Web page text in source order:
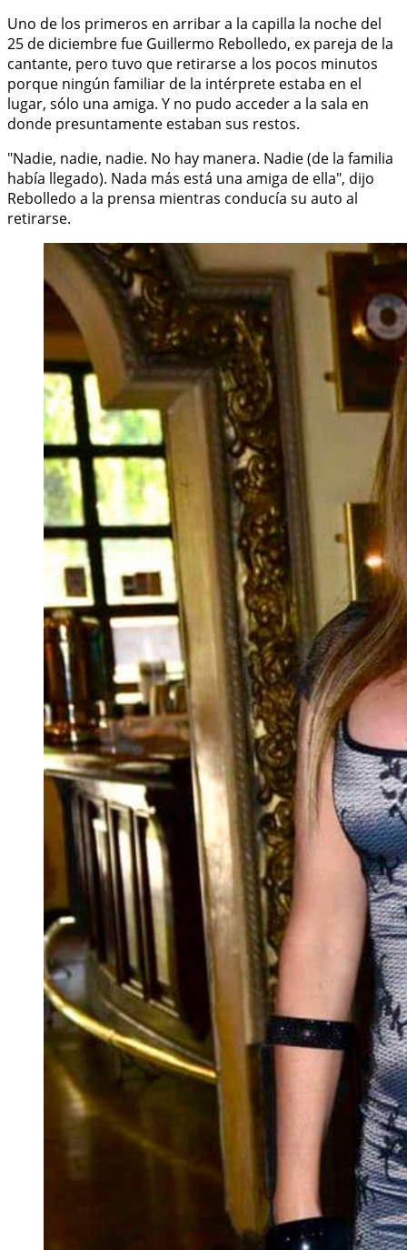
Uno de los primeros en arribar a la capilla la noche del
25 de diciembre fue Guillermo Rebolledo, ex pareja de la
cantante, pero tuvo que retirarse a los pocos minutos
porque ningún familiar de la intérprete estaba en el
lugar, sólo una amiga. Y no pudo acceder a la sala en
donde presuntamente estaban sus restos.
"Nadie, nadie, nadie. No hay manera. Nadie (de la familia
había llegado). Nada más está una amiga de ella", dijo
Rebolledo a la prensa mientras conducía su auto al
retirarse.